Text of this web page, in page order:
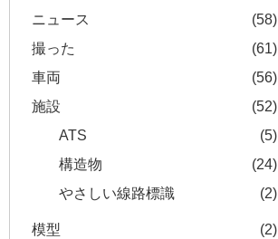
ニュース
(58)
撮った
(61)
車両
(56)
施設
(52)
ATS
(5)
構造物
(24)
やさしい線路標識
(2)
模型
(2)